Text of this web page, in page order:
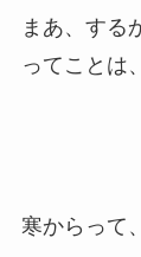
まあ、する
ってことは
寒からって